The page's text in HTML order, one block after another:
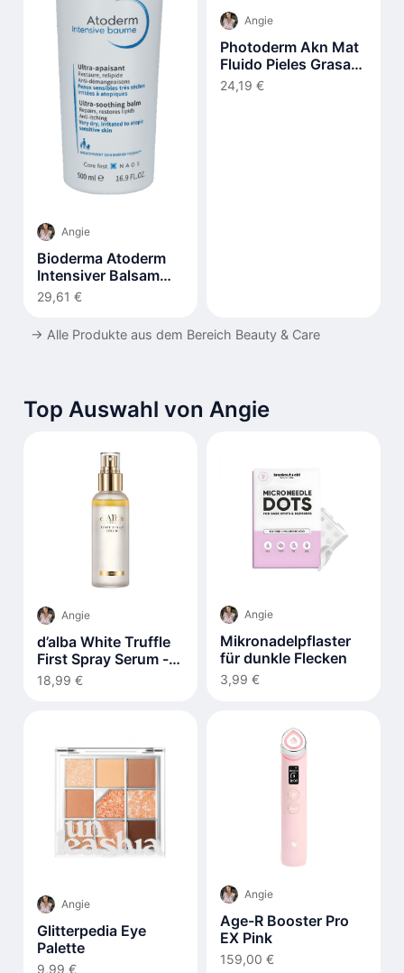
Angie
Bioderma Atoderm
Intensiver Balsam
500ml
29,61 €
Angie
Photoderm Akn Mat
Fluido Pieles Grasas
Y Acnéicas Spf30 40
24,19 €
→ Alle Produkte aus dem Bereich Beauty & Care
Top Auswahl von Angie
Angie
d’alba White Truffle
First Spray Serum -
100ml
18,99 €
Angie
Mikronadelpflaster
für dunkle Flecken
3,99 €
Angie
Glitterpedia Eye
Palette
9,99 €
Angie
Age-R Booster Pro
EX Pink
159,00 €